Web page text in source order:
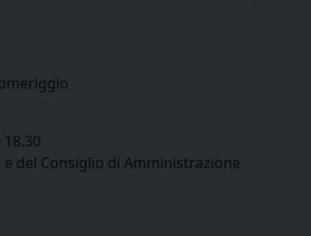
e del Consiglio di Amministrazione